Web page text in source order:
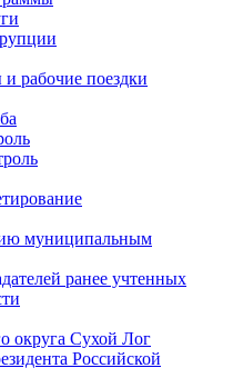
рабочие поездки
муниципальным
ранее учтенных
округа Сухой Лог
Российской